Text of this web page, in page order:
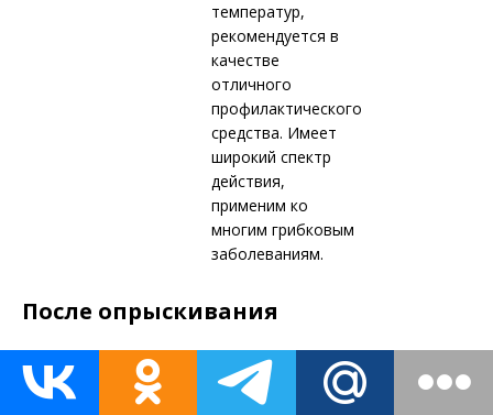
температур,
рекомендуется в
качестве
отличного
профилактического
средства. Имеет
широкий спектр
действия,
применим ко
многим грибковым
заболеваниям.
После опрыскивания
Закончив обработку растений, нужно тщательно промыть
используемый инвентарь, а затем вымыть руки и лицо.
Остатки смеси для опрыскивания растений нельзя